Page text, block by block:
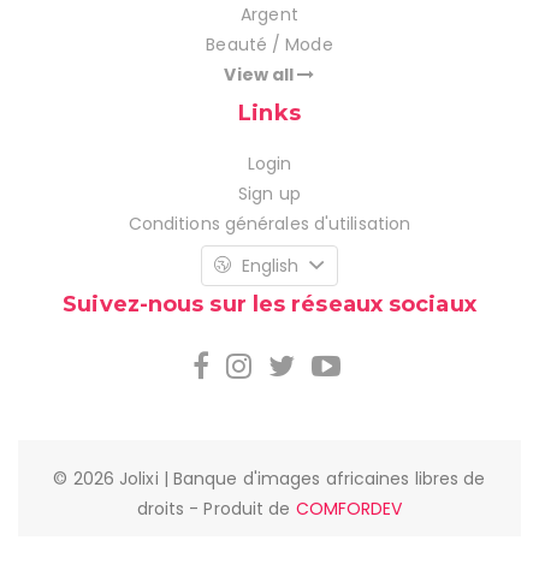
Argent
Beauté / Mode
View all
Links
Login
Sign up
Conditions générales d'utilisation
English
Suivez-nous sur les réseaux sociaux
© 2026 Jolixi | Banque d'images africaines libres de
droits - Produit de COMFORDEV